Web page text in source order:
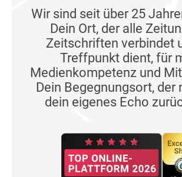
Wir sind seit über 25
Dein Ort, der alle
Zeitschriften verbindet
Treffpunkt dient, für
Medienkompetenz und
Dein Begegnungsort, der
dein eigenes Echo